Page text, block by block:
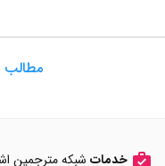
مطالب
خدمات شبکه مترجمین